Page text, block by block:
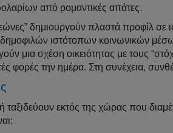
από ρομαντικές απάτες.
δημιουργούν πλαστά προφίλ
ιστότοπων κοινωνικών
μια σχέση οικειότητας με τους
φορές την ημέρα. Στη συνέχεια,
ταξιδεύουν εκτός της χώρας που